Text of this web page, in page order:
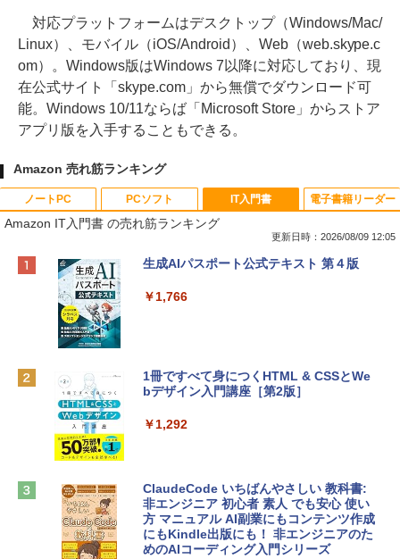
対応プラットフォームはデスクトップ（Windows/Mac/
Linux）、モバイル（iOS/Android）、Web（web.skype.c
om）。Windows版はWindows 7以降に対応しており、現
在公式サイト「skype.com」から無償でダウンロード可
能。Windows 10/11ならば「Microsoft Store」からストア
アプリ版を入手することもできる。
Amazon 売れ筋ランキング
ノートPC
Apple 2026 MacBook Neo A18 Proチッ
e Intelligenceのために設計、Liquid Ret
￥119,800
tomtoc 360°保護 15.6 16インチ パソコ
￥2,952
Apple 2026 MacBook Air M5チップ搭載
13インチノートブック：AIとApple Intell
PCソフト
Robloxギフトカード - 800 Robux 【限
インゲームコード】 ロブロックス | オン
Robloxギフトカード - 1000 Robux 【限
インゲームコード】 ロブロックス |オン
Robloxギフトカード - 2,000 Robux 【限
定バーチャルアイテムを含む】 【オンラ
インゲームコード】 ロブロックス | オン
IT入門書
Amazon IT入門書 の売れ筋ランキング
更新日時：2026/08/09 12:05
生成AIパスポート公式テキスト 第４版
￥1,766
1冊ですべて身につくHTML & CSSとWe
bデザイン入門講座［第2版］
￥1,292
ClaudeCode いちばんやさしい 教科書:
非エンジニア 初心者 素人 でも安心 使い
方 マニュアル AI副業にもコンテンツ作成
にもKindle出版にも！ 非エンジニアのた
めのAIコーディング入門シリーズ
電子書籍リーダー